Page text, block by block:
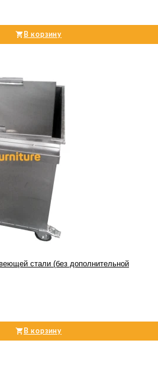
В корзину
стали (без дополнительной
В корзину